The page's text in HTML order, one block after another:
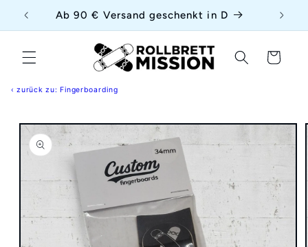
zum
Inhalt
Ab 90 € Versand geschenkt in D
Warenkorb
‹ zurück zu: Fingerboarding
{{currency}}{{discount}} undefined
View Cart